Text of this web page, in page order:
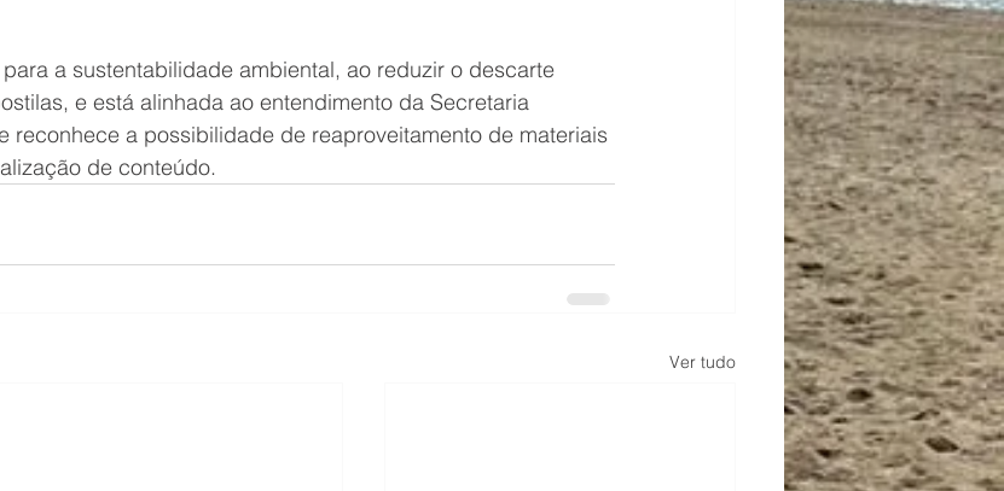
a sustentabilidade ambiental, ao reduzir o descarte
e está alinhada ao entendimento da Secretaria
reconhece a possibilidade de reaproveitamento de materiais
de conteúdo.
Ver tudo